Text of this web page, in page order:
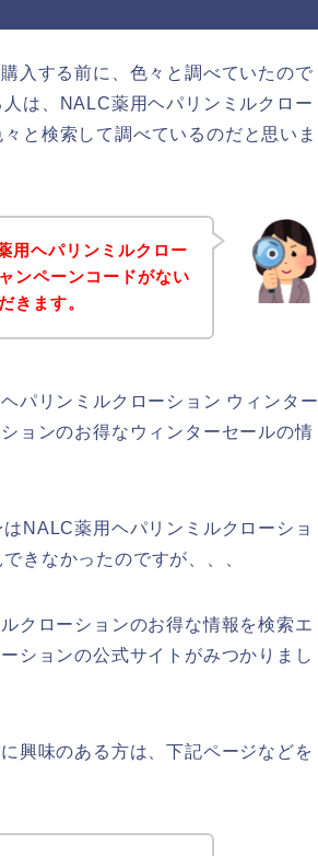
入する前に、色々と調べていたので
は、NALC薬用ヘパリンミルクロー
と検索して調べているのだと思いま
用ヘパリンミルクロー
ンペーンコードがない
きます。
パリンミルクローション ウィンター
ョンのお得なウィンターセールの情
NALC薬用ヘパリンミルクローショ
きなかったのですが、、、
クローションのお得な情報を検索エ
ションの公式サイトがみつかりまし
興味のある方は、下記ページなどを